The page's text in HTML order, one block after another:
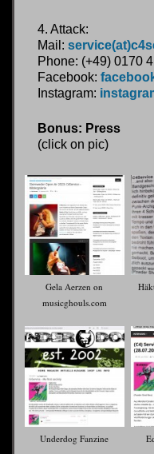
4. Attack:
Mail:
Phone: (+49) 0170
Facebook:
Instagram:
Bonus: Press
(click on pic)
Gela Aerzen on
musicghouls.com
Underdog Fanzine